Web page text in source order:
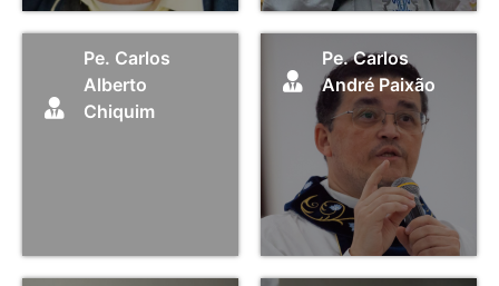
Pe. Carlos
Alberto
Chiquim
Pe. Carlos
André Paixão